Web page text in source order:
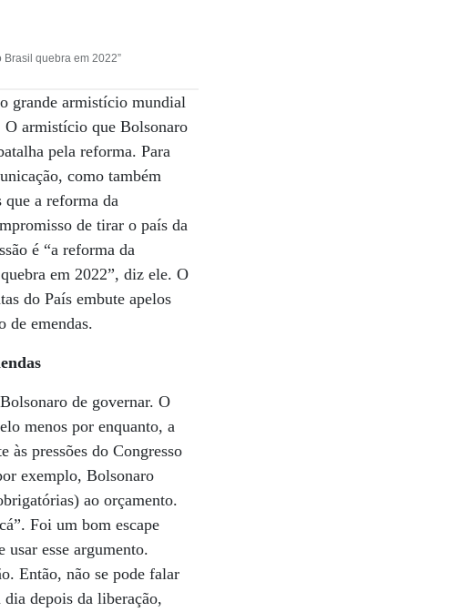
quebra em 2022”
grande armistício mundial
O armistício que Bolsonaro
pela reforma. Para
como também
que a reforma da
de tirar o país da
é “a reforma da
em 2022”, diz ele. O
do País embute apelos
de emendas.
de governar. O
menos por enquanto, a
às pressões do Congresso
exemplo, Bolsonaro
ao orçamento.
Foi um bom escape
esse argumento.
Então, não se pode falar
depois da liberação,